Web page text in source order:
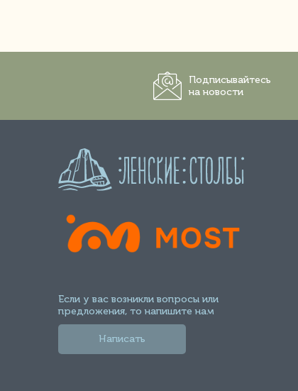
Подписывайтесь
на новости
Если у вас возникли вопросы или
предложения, то напишите нам
Написать